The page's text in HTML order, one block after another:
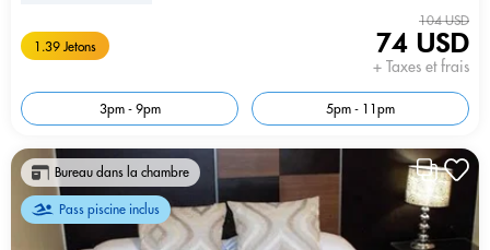
1.39 Jetons
104 USD
74 USD
+ Taxes et frais
3pm - 9pm 5pm - 11pm
Bureau dans la chambre
Pass piscine inclus